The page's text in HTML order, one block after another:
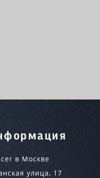
в Москве
улица, 17